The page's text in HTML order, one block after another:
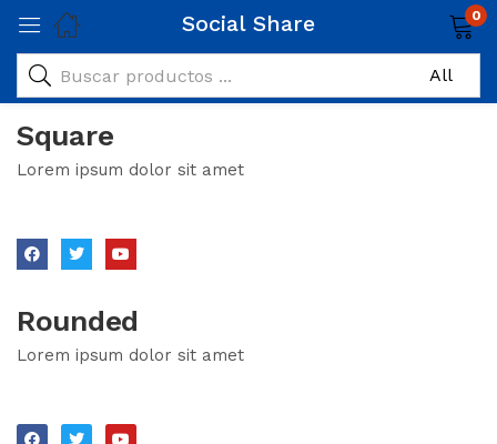
Social Share 0
Square
Lorem ipsum dolor sit amet
Rounded
Lorem ipsum dolor sit amet